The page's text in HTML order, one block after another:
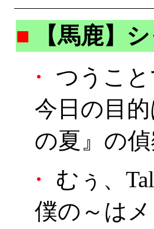
■
【馬鹿】
・
つうこ
今日の目
の夏』の偵
・
むぅ、
僕の～は